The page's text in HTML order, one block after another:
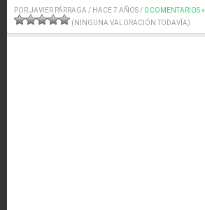
POR JAVIER PÁRRAGA / HACE 7 AÑOS / 0 COMENTARIOS »
(NINGUNA VALORACIÓN TODAVÍA)